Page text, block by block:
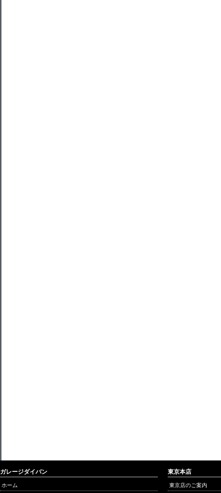
ガレージダイバン
ホーム
東京本店
東京店のご案内